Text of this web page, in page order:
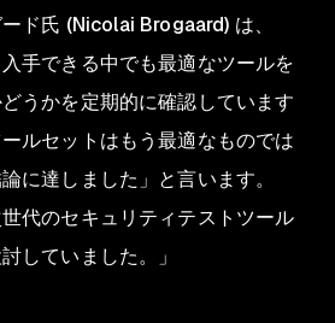
ド氏 (Nicolai Brogaard) は、
入手できる中でも最適なツールを
うかを定期的に確認しています
ルセットはもう最適なものでは
に達しました」と言います。
世代のセキュリティテストツール
していました。」